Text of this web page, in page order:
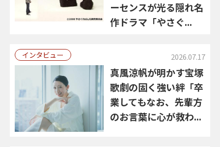
ーセンスが光る隠れ名
作ドラマ「やさぐ...
インタビュー 2026.07.17
真風涼帆が明かす宝塚
歌劇の固く強い絆「卒
業してもなお、先輩方
のお言葉に心が救わ...